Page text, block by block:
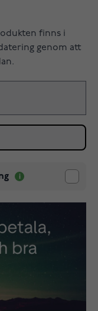
finns i
genom att